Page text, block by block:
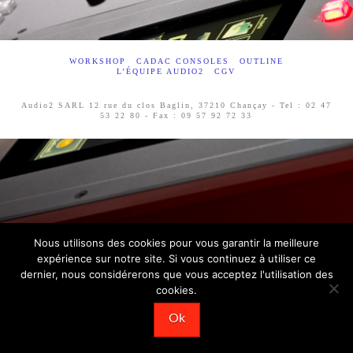
WORKSHOP CADAC CONSOLES
OUTLINE
L’ÉQUIPE AUDIO2
CGV
Audio2 SARL 12 rue du clos Baglin, 37210 Chançay - Tel : 02 47
53 22 80 - Fax : 09 57 92 72 33
Nous utilisons des cookies pour vous garantir la meilleure
expérience sur notre site. Si vous continuez à utiliser ce
dernier, nous considérerons que vous acceptez l'utilisation des
cookies.
Ok